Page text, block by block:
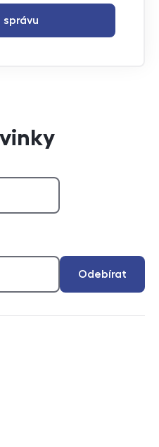
správu
Odebírat